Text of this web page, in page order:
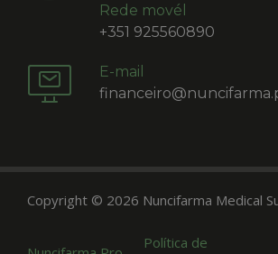
Rede movél
+351 925560890
E-mail
Política de
Copyright © 2026 Nuncifarma Medical